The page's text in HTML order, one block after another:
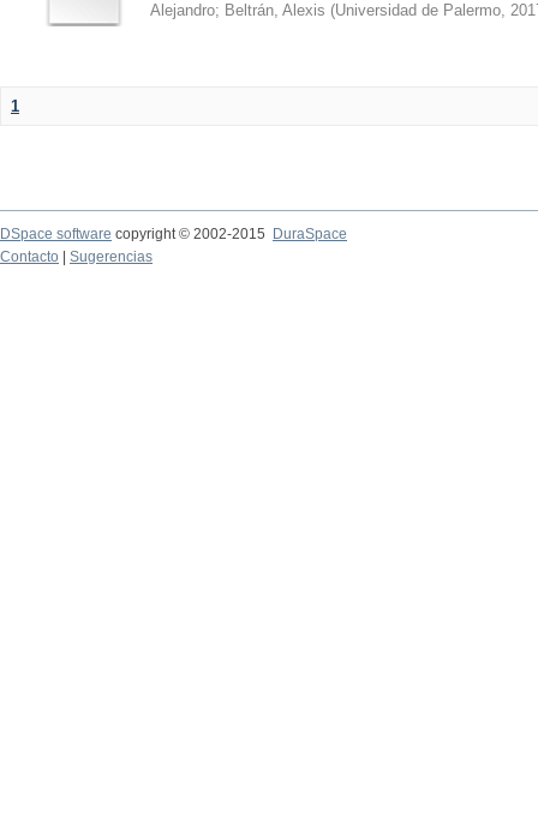
Alejandro; Beltrán, Alexis (Universidad de Palermo,
1
DSpace software copyright © 2002-2015
DuraSpace
Contacto
Sugerencias